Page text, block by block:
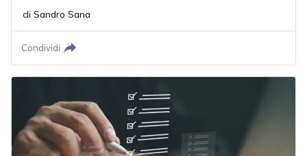
di Sandro Sana
Condividi